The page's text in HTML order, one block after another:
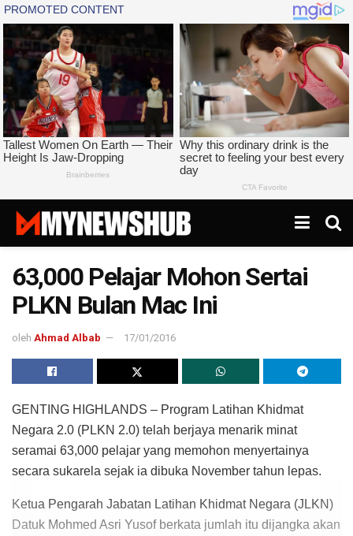
63,000 Pelajar Mohon Sertai
PLKN Bulan Mac Ini
oleh Ahmad Albab 17/01/2016
GENTING HIGHLANDS – Program Latihan Khidmat
Negara 2.0 (PLKN 2.0) telah berjaya menarik minat
seramai 63,000 pelajar yang memohon menyertainya
secara sukarela sejak ia dibuka November tahun lepas.
Ketua Pengarah Jabatan Latihan Khidmat Negara (JLKN)
Datuk Mohmed Asri Yusof berkata jumlah itu dijangka akan